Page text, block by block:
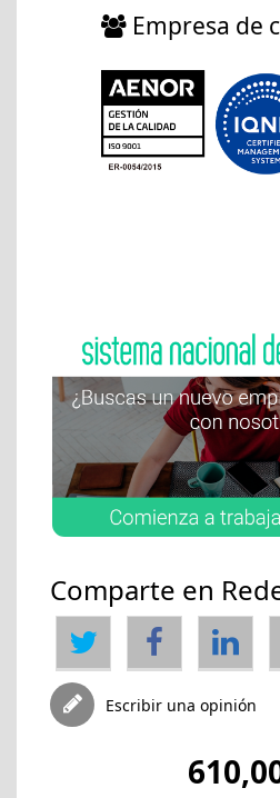
Empresa de
Comparte en
Escribir una opinión